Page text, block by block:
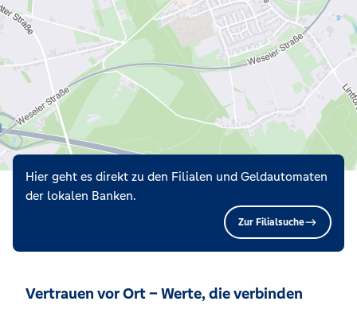
Hier geht es direkt zu den Filialen und Geldautomaten
der lokalen Banken.
Zur Filialsuche
Vertrauen vor Ort – Werte, die verbinden